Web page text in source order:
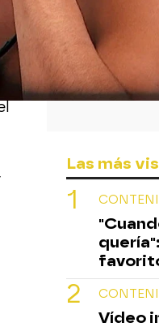
Las más
Vídeo